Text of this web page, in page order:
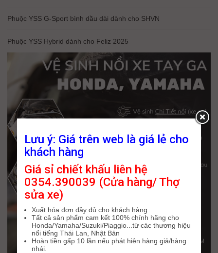
Phuộc YSS G-Sport bình dầu dài dành cho SHVN
Phuộc YSS Hybrid dành cho Feliz 2025
Lưu ý: Giá trên web là giá lẻ cho
khách hàng
Giá sỉ chiết khấu liên hệ
0354.390039 (Cửa hàng/ Thợ
sửa xe)
Xuất hóa đơn đầy đủ cho khách hàng
Tất cả sản phẩm cam kết 100% chính hãng cho
Honda/Yamaha/Suzuki/Piaggio...từ các thương hiệu
nổi tiếng Thái Lan, Nhật Bản
Hoàn tiền gấp 10 lần nếu phát hiện hàng giả/hàng
nhái.